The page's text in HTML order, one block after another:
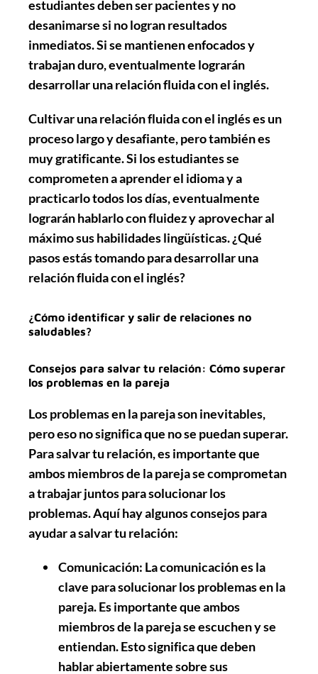
estudiantes deben ser pacientes y no
desanimarse si no logran resultados
inmediatos. Si se mantienen enfocados y
trabajan duro, eventualmente lograrán
desarrollar una relación fluida con el inglés.
Cultivar una relación fluida con el inglés es un
proceso largo y desafiante, pero también es
muy gratificante. Si los estudiantes se
comprometen a aprender el idioma y a
practicarlo todos los días, eventualmente
lograrán hablarlo con fluidez y aprovechar al
máximo sus habilidades lingüísticas. ¿Qué
pasos estás tomando para desarrollar una
relación fluida con el inglés?
¿Cómo identificar y salir de relaciones no
saludables?
Consejos para salvar tu relación: Cómo superar
los problemas en la pareja
Los problemas en la pareja son inevitables,
pero eso no significa que no se puedan superar.
Para salvar tu relación, es importante que
ambos miembros de la pareja se comprometan
a trabajar juntos para solucionar los
problemas. Aquí hay algunos consejos para
ayudar a salvar tu relación:
Comunicación: La comunicación es la
clave para solucionar los problemas en la
pareja. Es importante que ambos
miembros de la pareja se escuchen y se
entiendan. Esto significa que deben
hablar abiertamente sobre sus